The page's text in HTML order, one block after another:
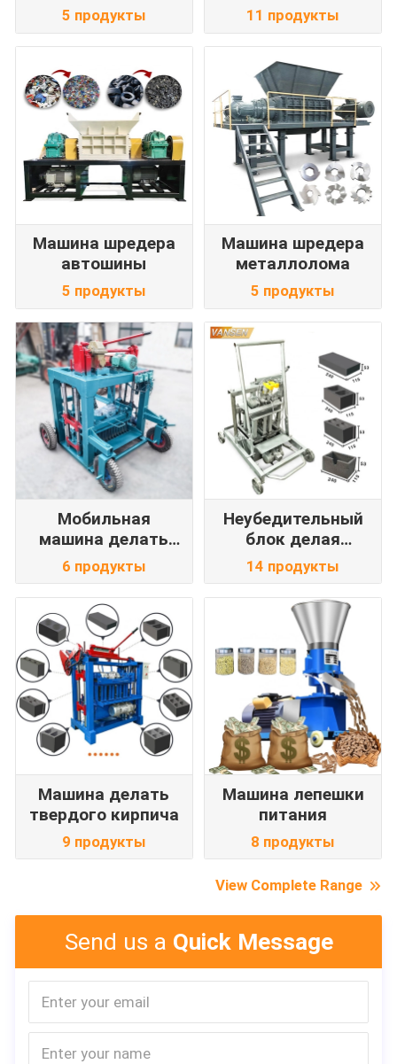
5 продукты 11 продукты
Машина шредера
автошины
5 продукты
Машина шредера
металлолома
5 продукты
Мобильная
машина делать
кирпича
6 продукты
Неубедительный
блок делая
машину
14 продукты
Машина делать
твердого кирпича
9 продукты
Машина лепешки
питания
8 продукты
View Complete Range
Send us a Quick Message